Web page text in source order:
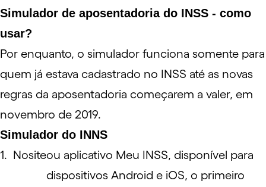
Simulador de aposentadoria do INSS - como
usar?
Por enquanto, o simulador funciona somente para
quem já estava cadastrado no INSS até as novas
regras da aposentadoria começarem a valer, em
novembro de 2019.
Simulador do INNS
Nositeou aplicativo Meu INSS, disponível para
dispositivos Android e iOS, o primeiro